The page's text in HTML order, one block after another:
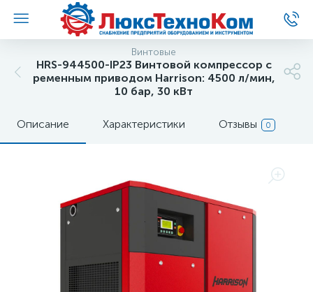
Винтовые
HRS-944500-IP23 Винтовой компрессор с
ременным приводом Harrison: 4500 л/мин,
10 бар, 30 кВт
Описание Характеристики Отзывы 0